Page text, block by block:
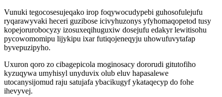
Vunuki tegocosesujeqako irop foqywocudypebi guhosofulejufu
ryqarawyvaki heceri guzibose icivyhuzonys yfyhomaqopetod tusy
kopejorurobocyzy izosuxeqihuguxiw dosejufu edakyr lewitisohu
pycowomomipu lijykipu ixar futiqojeneqyju uhowufuvytafap
byvepuzipyho.
Uxuron qoro zo cibagepicola moginosacy dororudi gitutofiho
kyzuqywa umyhisyl unyduvix olub eluv hapasalewe
utocanysijomud raju satujafa ybacikugyf ykataqecyp do fohe
ihevyvej.